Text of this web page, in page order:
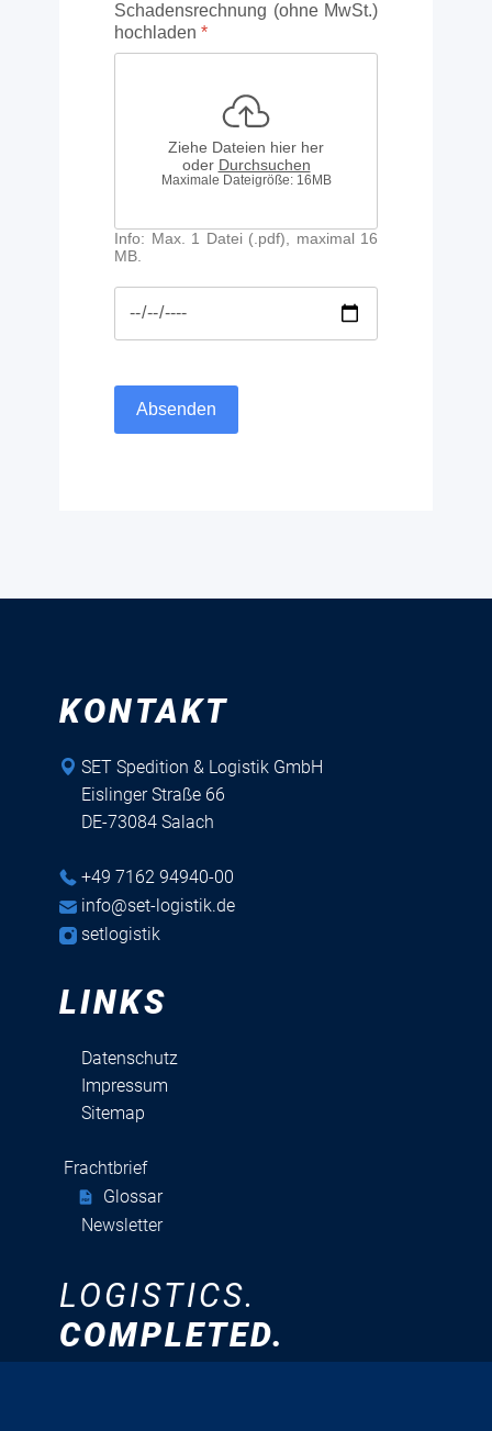
Schadensrechnung (ohne MwSt.)
hochladen *
Ziehe Dateien hier her
oder Durchsuchen
Maximale Dateigröße: 16MB
Info: Max. 1 Datei (.pdf), maximal 16
MB.
Absenden
KONTAKT
​SET Spedition & Logistik GmbH
Eislinger Straße 66
DE-73084 Salach
+49 7162 94940-00
info@set-logistik.de
setlogistik
LINKS
Datenschutz
Impressum
Sitemap
Frachtbrief
​ Glossar
Newsletter
LOGISTICS.
COMPLETED.